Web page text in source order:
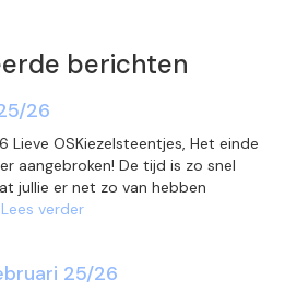
berichten
26
Lieve OSKiezelsteentjes, Het einde
aangebroken! De tijd is zo snel
jullie er net zo van hebben
Lees verder
25/26